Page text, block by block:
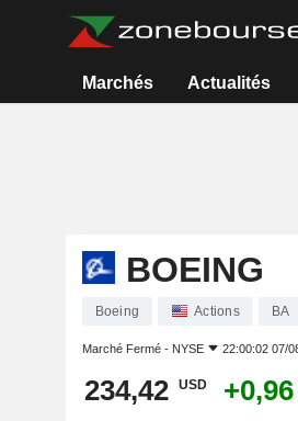
Marchés Actualités
BOEING
Boeing Actions BA
Marché Fermé - NYSE 22:00:02 07/
234,42 USD